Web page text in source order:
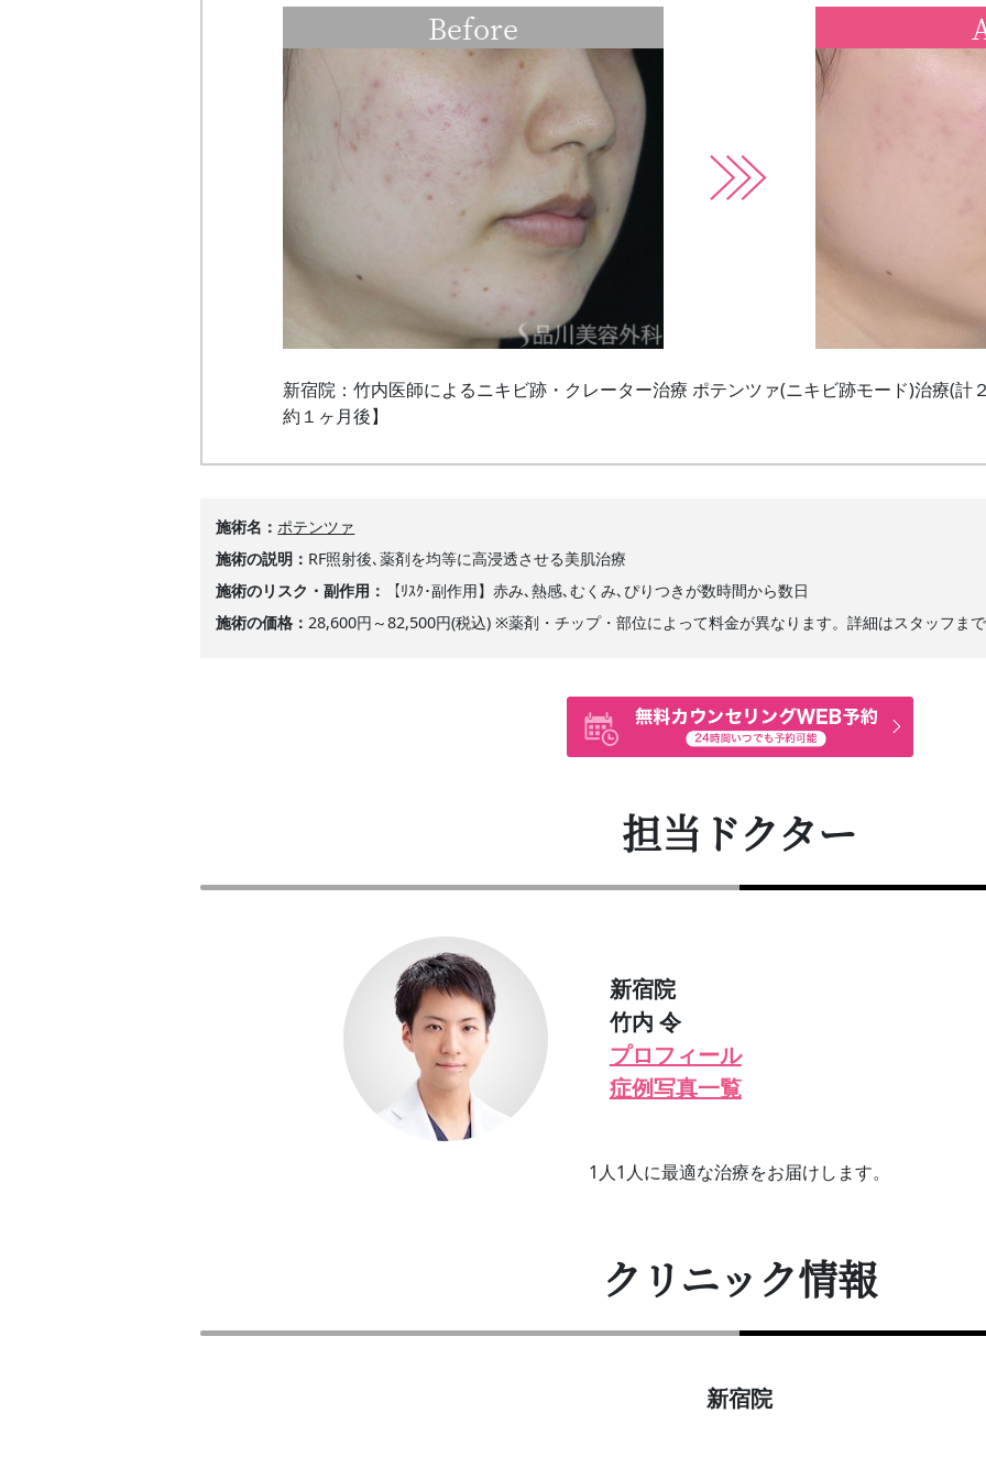
Before
新宿院：竹内医師によるニキビ跡・クレーター治療 ポテンツァ(ニキビ跡モード)治療(計
約１ヶ月後】
施術名
ポテンツァ
施術の説明
RF照射後､薬剤を均等に高浸透させる美肌治療
施術のリスク・副作用
【ﾘｽｸ･副作用】赤み､熱感､むくみ､ぴりつきが数時間から数日
施術の価格
28,600円～82,500円(税込) ※薬剤・チップ・部位によって料金が異なります。詳細はスタッフまで
担当ドクター
新宿院
竹内 令
プロフィール
症例写真一覧
1人1人に最適な治療をお届けします。
クリニック情報
新宿院